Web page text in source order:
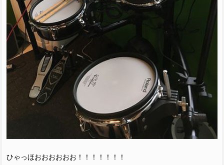
ひゃっほおおおおおお！！！！！！！